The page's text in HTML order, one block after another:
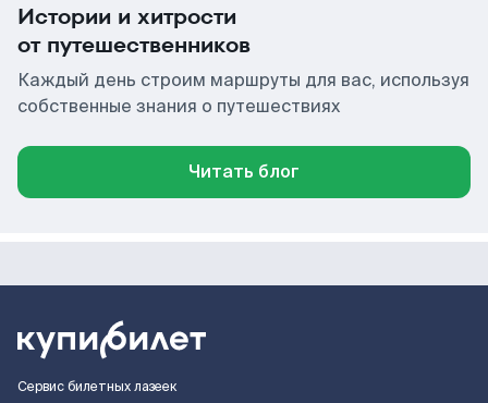
Истории и хитрости
от путешественников
Каждый день строим маршруты для вас, используя
собственные знания о путешествиях
Читать блог
Сервис билетных лазеек